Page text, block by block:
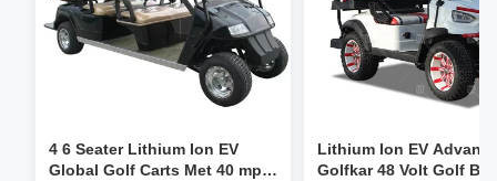
4 6 Seater Lithium Ion EV
Global Golf Carts Met 40 mph
Lithium Ion EV
Golfkar 48 Volt Golf